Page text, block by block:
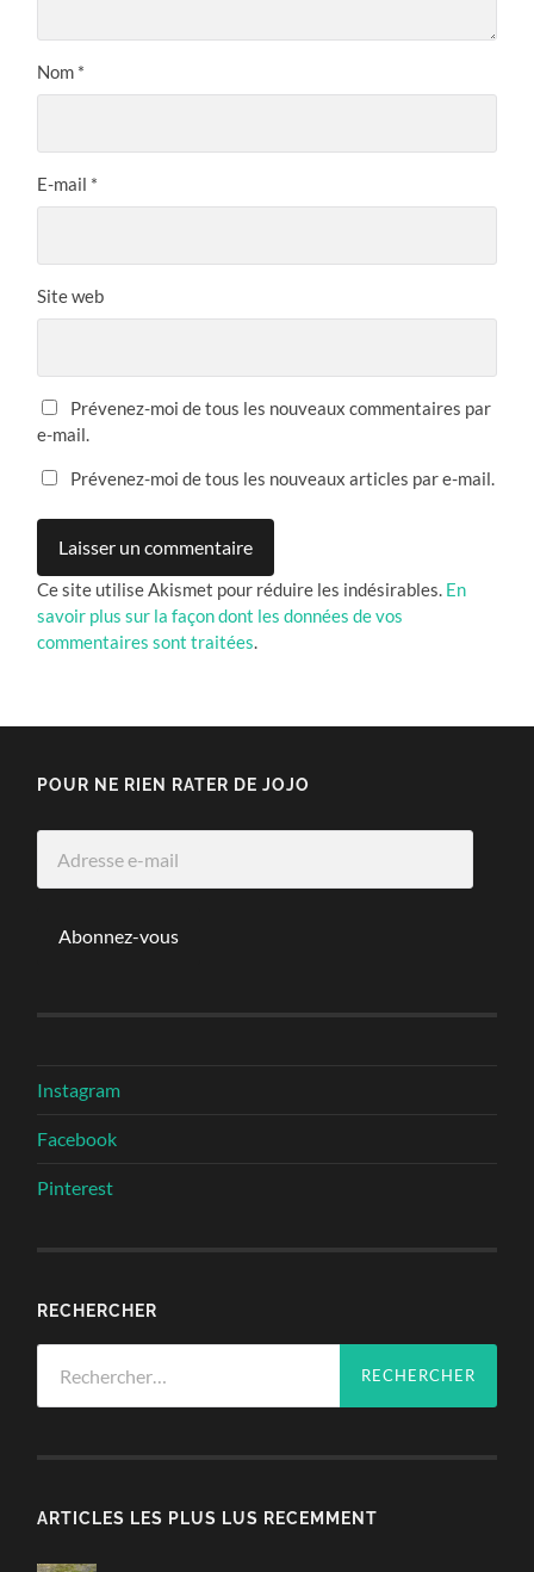
Nom *
E-mail *
Site web
Prévenez-moi de tous les nouveaux commentaires par
e-mail.
Prévenez-moi de tous les nouveaux articles par e-mail.
Ce site utilise Akismet pour réduire les indésirables. En
savoir plus sur la façon dont les données de vos
commentaires sont traitées.
POUR NE RIEN RATER DE JOJO
Abonnez-vous
Instagram
Facebook
Pinterest
RECHERCHER
ARTICLES LES PLUS LUS RECEMMENT